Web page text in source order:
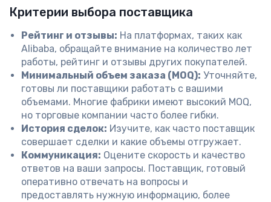
Критерии выбора поставщика
Рейтинг и отзывы: На платформах, таких как
Alibaba, обращайте внимание на количество лет
работы, рейтинг и отзывы других покупателей.
Минимальный объем заказа (MOQ): Уточняйте,
готовы ли поставщики работать с вашими
объемами. Многие фабрики имеют высокий MOQ,
но торговые компании часто более гибки.
История сделок: Изучите, как часто поставщик
совершает сделки и какие объемы отгружает.
Коммуникация: Оцените скорость и качество
ответов на ваши запросы. Поставщик, готовый
оперативно отвечать на вопросы и
предоставлять нужную информацию, более